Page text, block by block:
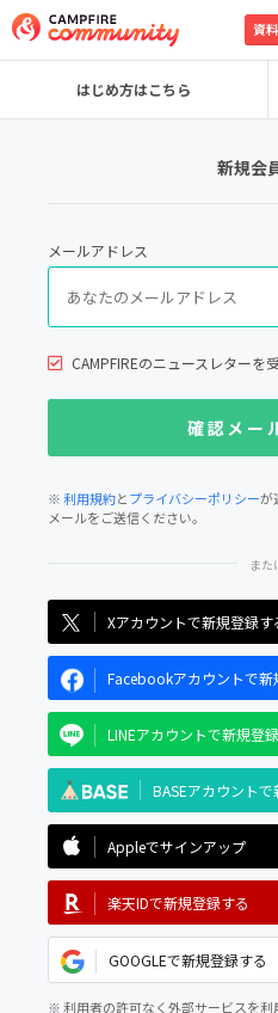
資
はじめ方はこちら
新規会
メールアドレス
CAMPFIREのニュースレターを
※利用規約とプライバシーポリシーが
メールをご送信ください。
Xアカウントで新規登録す
Facebookアカウントで新
LINEアカウントで新規登
BASEアカウント
Appleでサインアップ
楽天IDで新規登録する
GOOGLEで新規登録する
※ 利用者の許可なく外部サービスを